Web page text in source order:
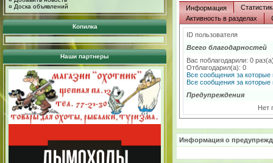
¤ Доска объявлений
Копилка
Наши партнеры
Информация
Активность в разделах
ID пользователя
Всего благодарностей
Вас поблагодарили: 0
Отблагодарил(а): 0
Все сообщения за
Все сообщения за
Предупреждения
Нет
Информация о